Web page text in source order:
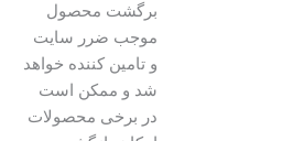
برگشت محصول
موجب ضرر سایت
و تامین کننده خواهد
شد و ممکن است
در برخی محصولات